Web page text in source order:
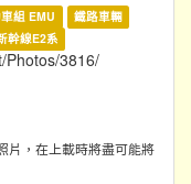
組 EMU
鐵路車輛
幹線E2系
Photos/3816/
片，在上載時將盡可能將